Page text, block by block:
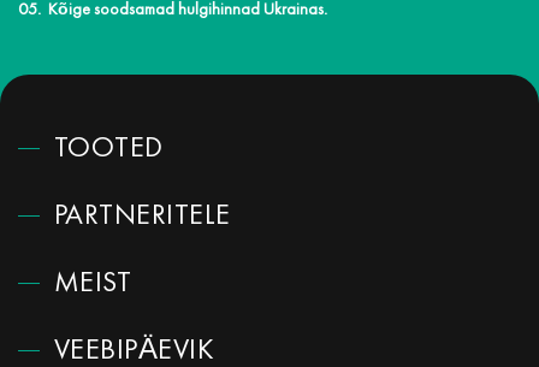
Kõige soodsamad hulgihinnad Ukrainas.
TOOTED
PARTNERITELE
MEIST
VEEBIPÄEVIK